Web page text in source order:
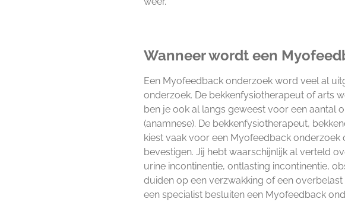
Wanneer wordt een
Een Myofeedback onderzoek word veel al
onderzoek. De bekkenfysiotherapeut of arts
ben je ook al langs geweest voor een aantal
(anamnese). De bekkenfysiotherapeut,
kiest vaak voor een Myofeedback
bevestigen. Jij hebt waarschijnlijk al verteld
urine incontinentie, ontlasting incontinentie,
duiden op een verzwakking of een
een specialist besluiten een Myofeedback